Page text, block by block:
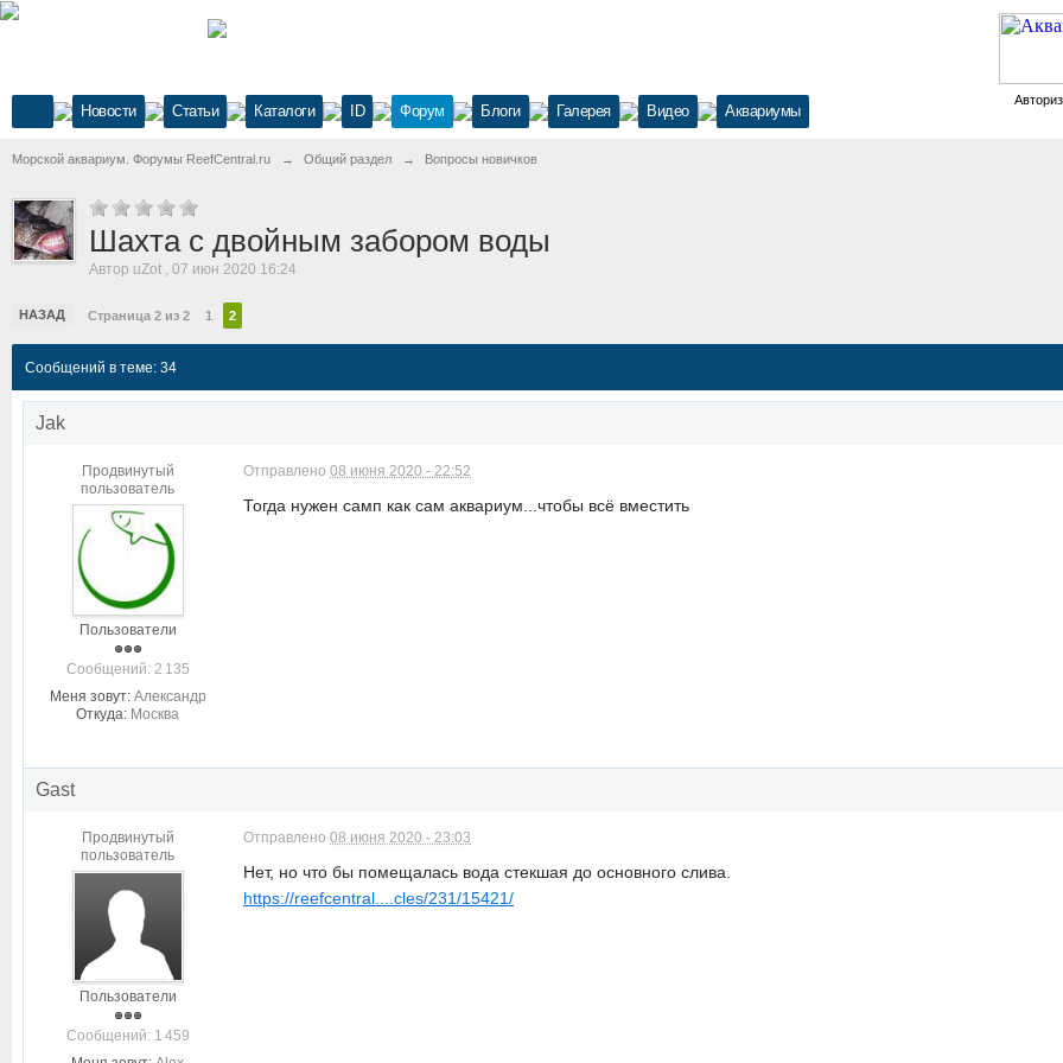
Новости Статьи Каталоги ID Форум Блоги Галерея Видео Аквариумы
Морской аквариум. Форумы ReefCentral.ru → Общий раздел → Вопросы новичков
Шахта с двойным забором воды
Автор uZot , 07 июн 2020 16:24
НАЗАД Страница 2 из 2 1 2
Сообщений в теме: 34
Jak
Продвинутый
пользователь
Пользователи
Cообщений: 2 135
Меня зовут: Александр
Откуда: Москва
Отправлено 08 июня 2020 - 22:52
Тогда нужен самп как сам аквариум...чтобы всё вместить
Gast
Продвинутый
пользователь
Пользователи
Cообщений: 1 459
Отправлено 08 июня 2020 - 23:03
Нет, но что бы помещалась вода стекшая до основного слива.
https://reefcentral....cles/231/15421/